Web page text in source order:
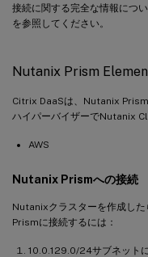
接続に関する完全な情報につい
を参照してください。
Nutanix Prism
Citrix DaaSは、Nutanix
ハイパーバイザーでNutanix
AWS
Nutanix Prismへの接続
Nutanixクラスターを作成し
Prismに接続するには：
10.0.129.0/24サブネット